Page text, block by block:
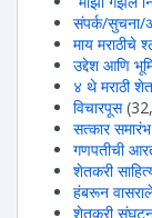
संपर्क/सुचना/
माय मराठीचे
उद्देश आणि
४ थे मराठी
विचारपूस
सत्कार समारंभ
गणपतीची
शेतकरी
हंबरून
शेतकरी